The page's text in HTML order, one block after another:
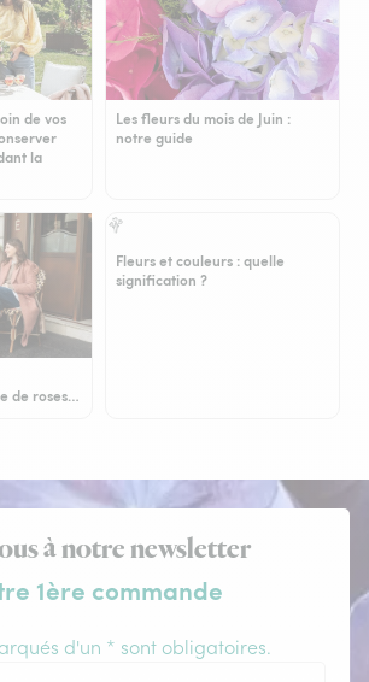
de vos
la
Les fleurs du mois de Juin :
notre guide
de roses…
Fleurs et couleurs : quelle
signification ?
à notre newsletter
1ère commande
d'un * sont obligatoires.